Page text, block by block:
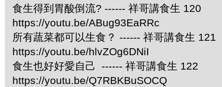
食生得到胃酸倒流? ------ 祥哥講食生 120
https://youtu.be/ABug93EaRRc
所有蔬菜都可以生食？ ------ 祥哥講食生 121
https://youtu.be/hlvZOg6DNiI
食生也好好愛自己 ------ 祥哥講食生 122
https://youtu.be/Q7RBKBuSOCQ